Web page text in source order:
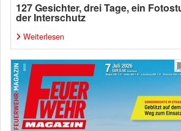
127 Gesichter, drei Tage, ein
der Interschutz
Weiterlesen